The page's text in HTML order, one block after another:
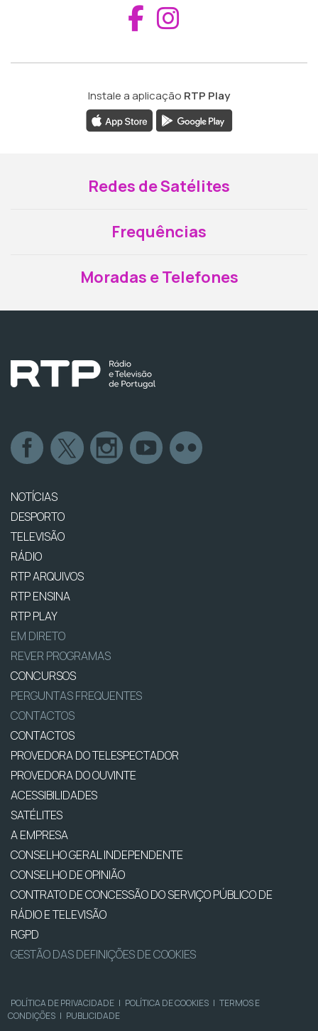
Aceder ao
Instale a aplicação RTP Play
Redes de Satélites
Frequências
Moradas e Telefones
NOTÍCIAS
DESPORTO
TELEVISÃO
RÁDIO
RTP ARQUIVOS
RTP ENSINA
RTP PLAY
EM DIRETO
REVER PROGRAMAS
CONCURSOS
PERGUNTAS FREQUENTES
CONTACTOS
CONTACTOS
PROVEDORA DO TELESPECTADOR
PROVEDORA DO OUVINTE
ACESSIBILIDADES
SATÉLITES
A EMPRESA
CONSELHO GERAL INDEPENDENTE
CONSELHO DE OPINIÃO
CONTRATO DE CONCESSÃO DO SERVIÇO PÚBLICO DE
RÁDIO E TELEVISÃO
RGPD
GESTÃO DAS DEFINIÇÕES DE COOKIES
POLÍTICA DE PRIVACIDADE | POLÍTICA DE COOKIES | TERMOS E
CONDIÇÕES | PUBLICIDADE